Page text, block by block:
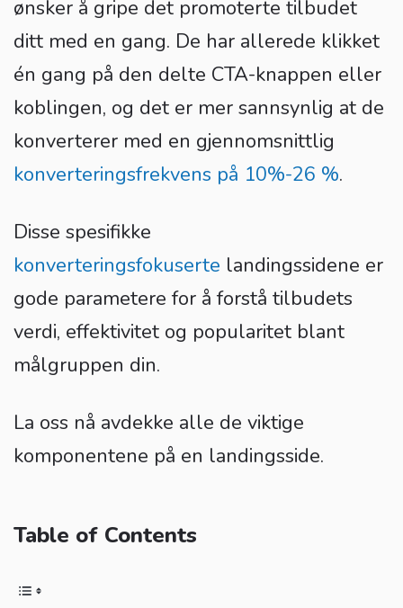
ønsker å gripe det promoterte tilbudet
ditt med en gang. De har allerede klikket
én gang på den delte CTA-knappen eller
koblingen, og det er mer sannsynlig at de
konverterer med en gjennomsnittlig
konverteringsfrekvens på 10%-26 %.
Disse spesifikke
konverteringsfokuserte landingssidene er
gode parametere for å forstå tilbudets
verdi, effektivitet og popularitet blant
målgruppen din.
La oss nå avdekke alle de viktige
komponentene på en landingsside.
Table of Contents